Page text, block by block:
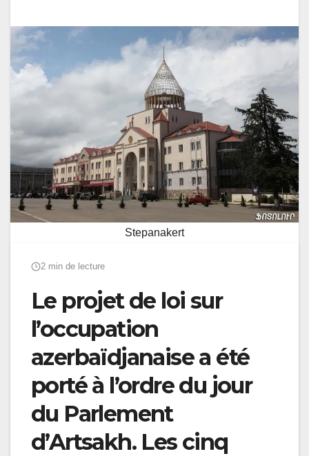
Stepanakert
2 min de lecture
Le projet de loi sur
l’occupation
azerbaïdjanaise a été
porté à l’ordre du jour
du Parlement
d’Artsakh. Les cinq